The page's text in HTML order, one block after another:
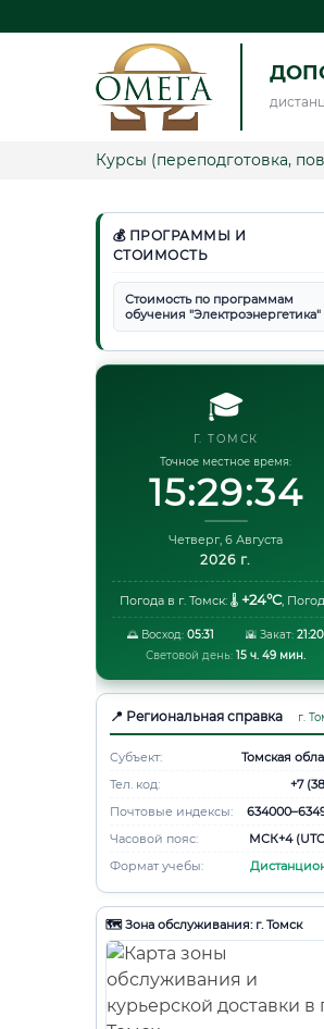
Курсы (переподготовка,
💰 ПРОГРАММЫ И
СТОИМОСТЬ
Стоимость по программам
обучения "Электроэнергетика"
🎓
Г. ТОМСК
Точное местное время:
15:29:34
Четверг, 6 Августа
2026 г.
Погода в г. Томск: 🌡️ +24°C,
🌅 Восход: 05:31 🌇 Закат: 21:20
Световой день: 15 ч. 49 мин.
📍 Региональная справка г.
Субъект:
Томская
Тел. код:
+7
Почтовые индексы:
Часовой пояс:
МСК+4
Формат учебы:
🗺️ Зона обслуживания: г. Томск